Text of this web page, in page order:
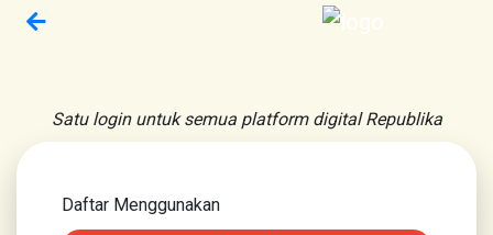
Satu login untuk semua platform digital Republika
Daftar Menggunakan